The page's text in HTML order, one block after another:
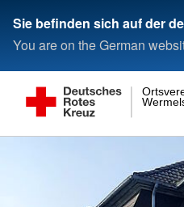
Sie befinden sich auf der
You are on the German